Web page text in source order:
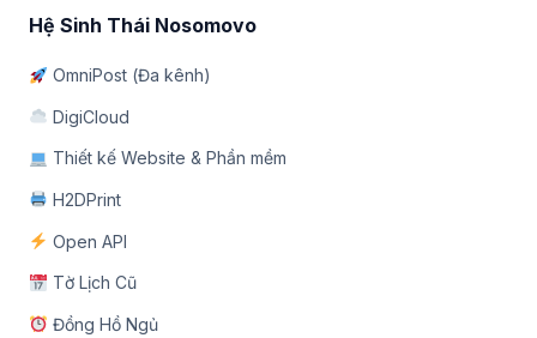
Hệ Sinh Thái Nosomovo
OmniPost (Đa kênh)
DigiCloud
Thiết kế Website & Phần mềm
H2DPrint
Open API
Tờ Lịch Cũ
Đồng Hồ Ngủ